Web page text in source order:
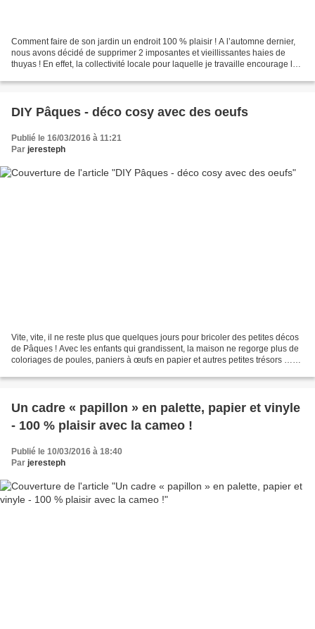
Comment faire de son jardin un endroit 100 % plaisir ! A l’automne dernier,
nous avons décidé de supprimer 2 imposantes et vieillissantes haies de
thuyas ! En effet, la collectivité locale pour laquelle je travaille encourage les
DIY Pâques - déco cosy avec des oeufs
Publié le 16/03/2016 à 11:21
Par jeresteph
Vite, vite, il ne reste plus que quelques jours pour bricoler des petites décos
de Pâques ! Avec les enfants qui grandissent, la maison ne regorge plus de
coloriages de poules, paniers à œufs en papier et autres petites trésors …
Un cadre « papillon » en palette, papier et vinyle
- 100 % plaisir avec la cameo !
Publié le 10/03/2016 à 18:40
Par jeresteph